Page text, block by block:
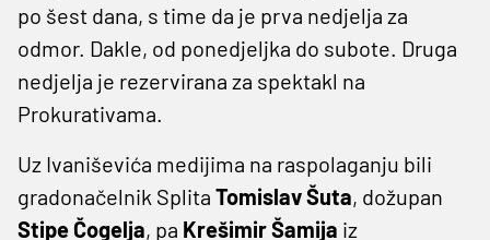
po šest dana, s time da je prva nedjelja za
odmor. Dakle, od ponedjeljka do subote. Druga
nedjelja je rezervirana za spektakl na
Prokurativama.
Uz Ivaniševića medijima na raspolaganju bili
gradonačelnik Splita Tomislav Šuta, dožupan
Stipe Čogelja, pa Krešimir Šamija iz